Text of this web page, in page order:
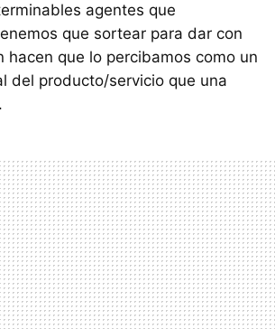
agentes que
que sortear para dar con
hacen que lo percibamos como un
del producto/servicio que una